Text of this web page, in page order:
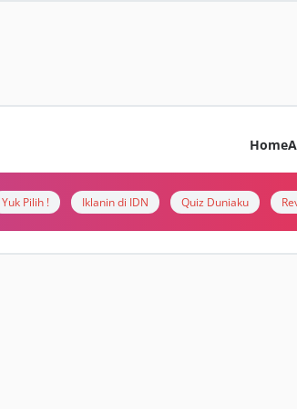
Home
Yuk Pilih ! Iklanin di IDN Quiz Duniaku